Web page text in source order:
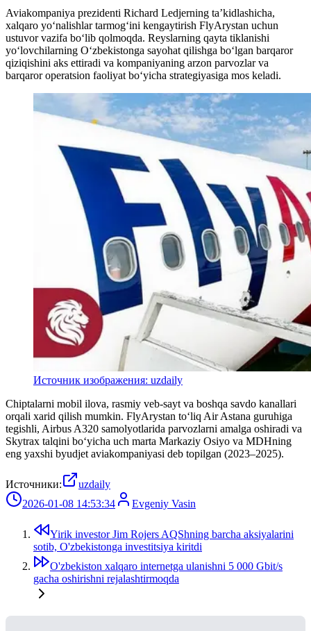
Aviakompaniya prezidenti Richard Ledjerning taʼkidlashicha,
xalqaro yoʻnalishlar tarmogʻini kengaytirish FlyArystan uchun
ustuvor vazifa boʻlib qolmoqda. Reyslarning qayta tiklanishi
yoʻlovchilarning Oʻzbekistonga sayohat qilishga boʻlgan barqaror
qiziqishini aks ettiradi va kompaniyaning arzon parvozlar va
barqaror operatsion faoliyat boʻyicha strategiyasiga mos keladi.
Источник изображения: uzdaily
Chiptalarni mobil ilova, rasmiy veb-sayt va boshqa savdo kanallari
orqali xarid qilish mumkin. FlyArystan toʻliq Air Astana guruhiga
tegishli, Airbus A320 samolyotlarida parvozlarni amalga oshiradi va
Skytrax talqini boʻyicha uch marta Markaziy Osiyo va MDHning
eng yaxshi byudjet aviakompaniyasi deb topilgan (2023–2025).
Источники:
uzdaily
2026-01-08 14:53:34
Evgeniy Vasin
Yirik investor Jim Rojers AQShning barcha aksiyalarini
sotib, O'zbekistonga investitsiya kiritdi
O'zbekiston xalqaro internetga ulanishni 5 000 Gbit/s
gacha oshirishni rejalashtirmoqda